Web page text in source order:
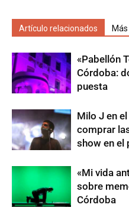
Artículo relacionados
«Pabellón
Córdoba:
puesta
Milo J en
comprar
show en el
«Mi vida
sobre
Córdoba